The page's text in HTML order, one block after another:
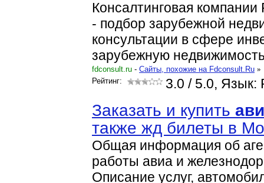
Консалтинговая
- подбор зарубежной
консультации в сфере
зарубежную
fdconsult.ru - Cайты, похожие на Fdconsult.Ru »
Рейтинг:
3.0 / 5.0, Язык:
Заказать и купить
также жд билеты в
Общая информация об
работы авиа и
Описание услуг,